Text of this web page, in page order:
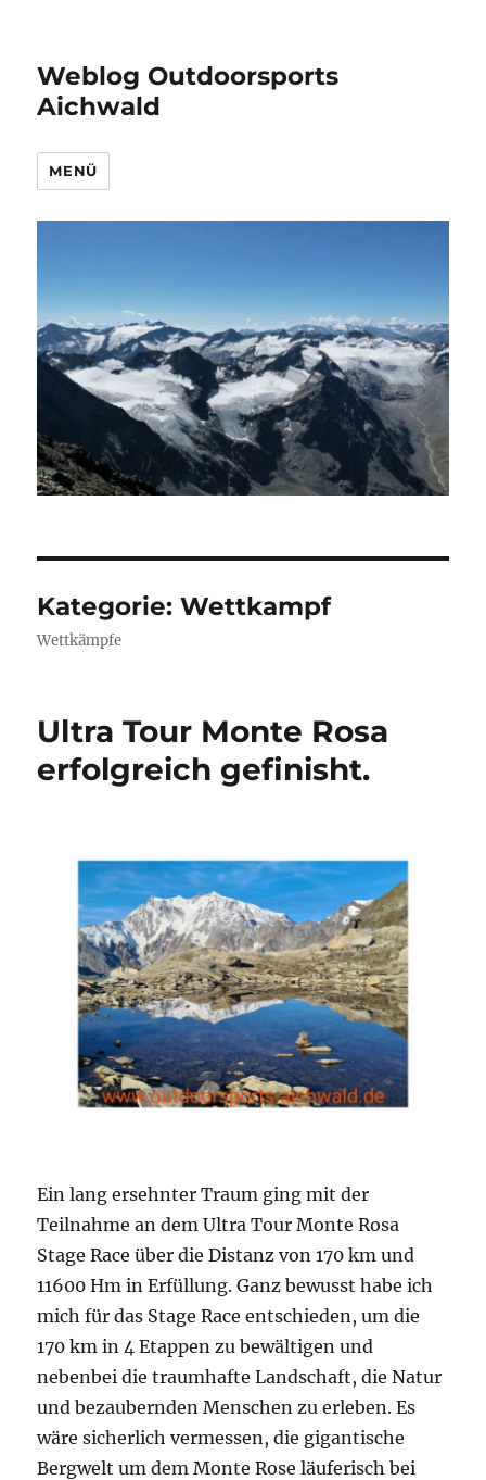
Weblog Outdoorsports
Aichwald
MENÜ
Kategorie:Wettkampf
Wettkämpfe
Ultra Tour Monte Rosa
erfolgreich gefinisht.
Ein lang ersehnter Traum ging mit der
Teilnahme an dem Ultra Tour Monte Rosa
Stage Race über die Distanz von 170 km und
11600 Hm in Erfüllung. Ganz bewusst habe ich
mich für das Stage Race entschieden, um die
170 km in 4 Etappen zu bewältigen und
nebenbei die traumhafte Landschaft, die Natur
und bezaubernden Menschen zu erleben. Es
wäre sicherlich vermessen, die gigantische
Bergwelt um dem Monte Rose läuferisch bei